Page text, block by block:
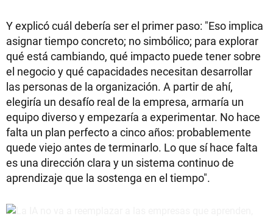
Y explicó cuál debería ser el primer paso: "Eso implica
asignar tiempo concreto; no simbólico; para explorar
qué está cambiando, qué impacto puede tener sobre
el negocio y qué capacidades necesitan desarrollar
las personas de la organización. A partir de ahí,
elegiría un desafío real de la empresa, armaría un
equipo diverso y empezaría a experimentar. No hace
falta un plan perfecto a cinco años: probablemente
quede viejo antes de terminarlo. Lo que sí hace falta
es una dirección clara y un sistema continuo de
aprendizaje que la sostenga en el tiempo".